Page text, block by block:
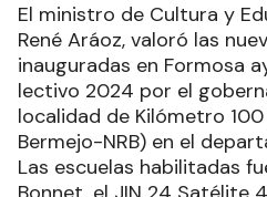
El ministro de Cultura y
René Aráoz, valoró las
inauguradas en Formosa
lectivo 2024 por el
localidad de Kilómetro
Bermejo-NRB) en el
Las escuelas habilitadas